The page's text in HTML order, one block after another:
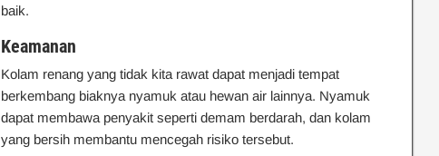
baik.
Keamanan
Kolam renang yang tidak kita rawat dapat menjadi tempat
berkembang biaknya nyamuk atau hewan air lainnya. Nyamuk
dapat membawa penyakit seperti demam berdarah, dan kolam
yang bersih membantu mencegah risiko tersebut.